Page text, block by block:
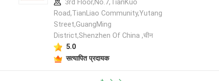
3rd Floor,No.7,TianKuo
Road,TianLiao Community,Yutang
Street,GuangMing
District,Shenzhen Of China ,चीन
5.0
सत्यापित प्रदायक